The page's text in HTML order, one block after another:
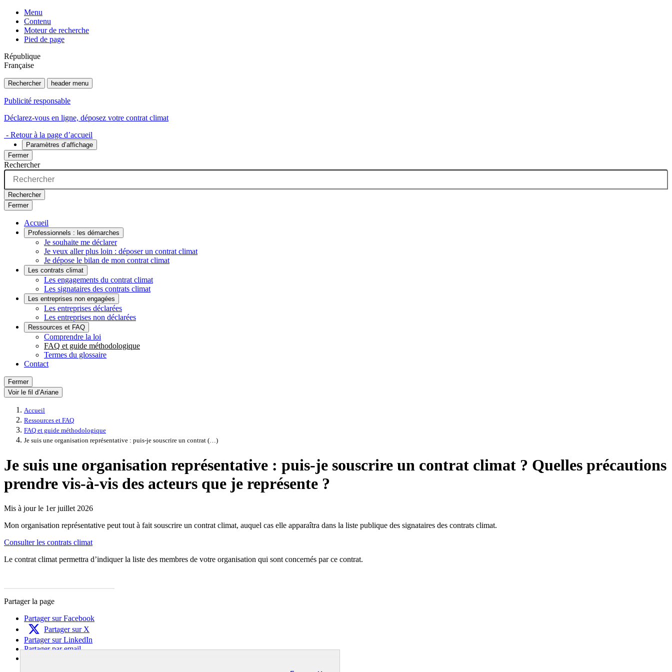
Menu
Contenu
Moteur de recherche
Pied de page
République
Française
Rechercher header menu
Publicité responsable
Déclarez-vous en ligne, déposez votre contrat climat
- Retour à la page d’accueil
Paramètres d’affichage
Fermer
Rechercher
Rechercher
Fermer
Accueil
Professionnels : les démarches
Je souhaite me déclarer
Je veux aller plus loin : déposer un contrat climat
Je dépose le bilan de mon contrat climat
Les contrats climat
Les engagements du contrat climat
Les signataires des contrats climat
Les entreprises non engagées
Les entreprises déclarées
Les entreprises non déclarées
Ressources et FAQ
Comprendre la loi
FAQ et guide méthodologique
Termes du glossaire
Contact
Fermer
Voir le fil d’Ariane
Accueil
Ressources et FAQ
FAQ et guide méthodologique
Je suis une organisation représentative : puis-je souscrire un contrat (…)
Je suis une organisation représentative : puis-je souscrire un contrat climat ? Quelles précautions
prendre vis-à-vis des acteurs que je représente ?
Mis à jour le 1er juillet 2026
Mon organisation représentative peut tout à fait souscrire un contrat climat, auquel cas elle apparaîtra dans la liste publique des signataires des contrats climat.
Consulter les contrats climat
Le contrat climat permettra d’indiquer la liste des membres de votre organisation qui sont concernés par ce contrat.
Partager la page
Partager sur Facebook
Partager sur X
Partager sur LinkedIn
Partager par email